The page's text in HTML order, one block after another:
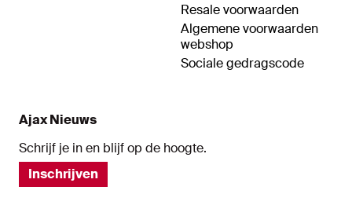
Resale voorwaarden
Algemene voorwaarden
webshop
Sociale gedragscode
Ajax Nieuws
Schrijf je in en blijf op de hoogte.
Inschrijven